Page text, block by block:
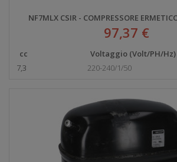
NF7MLX CSIR - COMPRESSORE
97,37 €
cc Voltaggio (Volt/PH/Hz)
7,3
220-240/1/50